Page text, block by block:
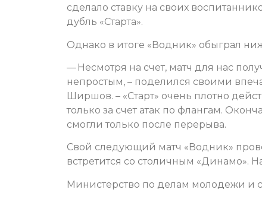
сделало ставку на своих
дубль «Старта».
Однако в итоге «Водник» обыграл
— Несмотря на счет, матч для нас
непростым, – поделился своими
Ширшов. – «Старт» очень плотно
только за счет атак по флангам.
смогли только после перерыва.
Свой следующий матч «Водник»
встретится со столичным «Динамо».
Министерство по делам молодежи и